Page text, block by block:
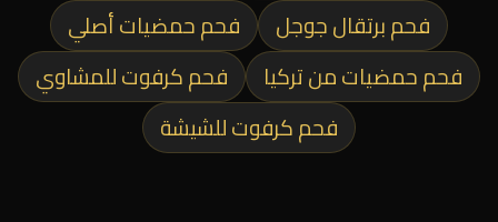
فحم برتقال جوجل
فحم حمضيات أصلي
فحم حمضيات من تركيا
فحم كرفوت للمشاوي
فحم كرفوت للشيشة